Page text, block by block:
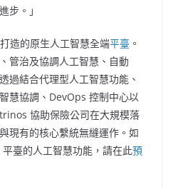
步。」
造的原生人工智慧全端平臺 。
管治及協調人工智慧、自動
過結合代理型人工智慧功能、
慧協調、DevOps 控制中心以
協助保險公司在大規模落
現有的核心繫統無縫運作。如
臺的人工智慧功能，請在此預